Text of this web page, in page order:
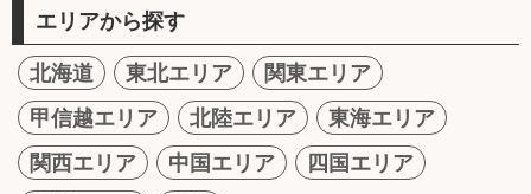
エリアから探す
北海道 東北エリア
関東エリア
甲信越エリア
北陸エリア
東海エリア
関西エリア
中国エリア
四国エリア